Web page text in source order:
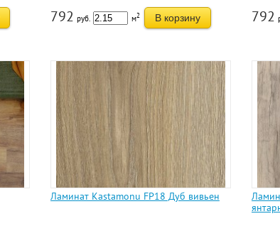
792 руб. м2 В корзину 792
Ламинат Kastamonu FP18 Дуб вивьен